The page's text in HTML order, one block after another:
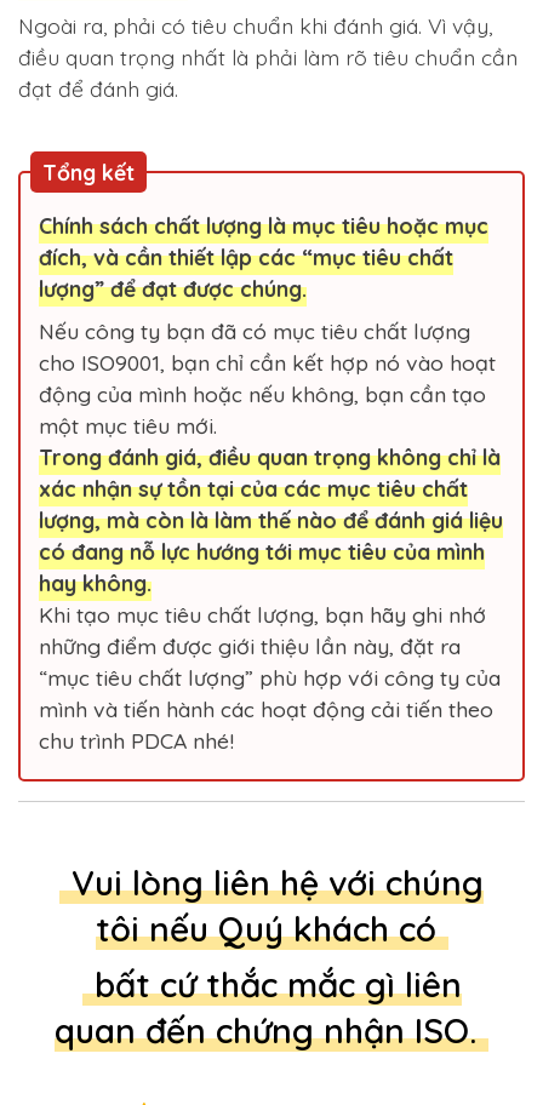
Ngoài ra, phải có tiêu chuẩn khi đánh giá. Vì vậy,
điều quan trọng nhất là phải làm rõ tiêu chuẩn cần
đạt để đánh giá.
Tổng kết
Chính sách chất lượng là mục tiêu hoặc mục
đích, và cần thiết lập các “mục tiêu chất
lượng” để đạt được chúng.
Nếu công ty bạn đã có mục tiêu chất lượng
cho ISO9001, bạn chỉ cần kết hợp nó vào hoạt
động của mình hoặc nếu không, bạn cần tạo
một mục tiêu mới.
Trong đánh giá, điều quan trọng không chỉ là
xác nhận sự tồn tại của các mục tiêu chất
lượng, mà còn là làm thế nào để đánh giá liệu
có đang nỗ lực hướng tới mục tiêu của mình
hay không.
Khi tạo mục tiêu chất lượng, bạn hãy ghi nhớ
những điểm được giới thiệu lần này, đặt ra
“mục tiêu chất lượng” phù hợp với công ty của
mình và tiến hành các hoạt động cải tiến theo
chu trình PDCA nhé!
Vui lòng liên hệ với chúng
tôi nếu Quý khách có
bất cứ thắc mắc gì liên
quan đến chứng nhận ISO.